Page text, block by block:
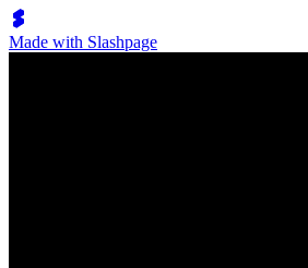
Made with Slashpage